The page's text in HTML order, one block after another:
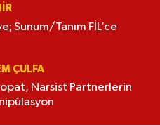
Sunum/Tanım FİL’ce
ÇULFA
Narsist Partnerlerin